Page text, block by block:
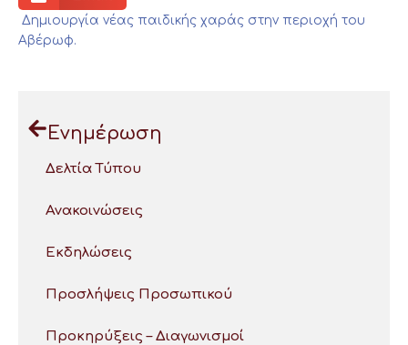
Δημιουργία νέας παιδικής χαράς στην περιοχή του
Αβέρωφ.
Ενημέρωση
Δελτία Τύπου
Ανακοινώσεις
Εκδηλώσεις
Προσλήψεις Προσωπικού
Προκηρύξεις – Διαγωνισμοί